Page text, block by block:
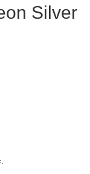
Silver